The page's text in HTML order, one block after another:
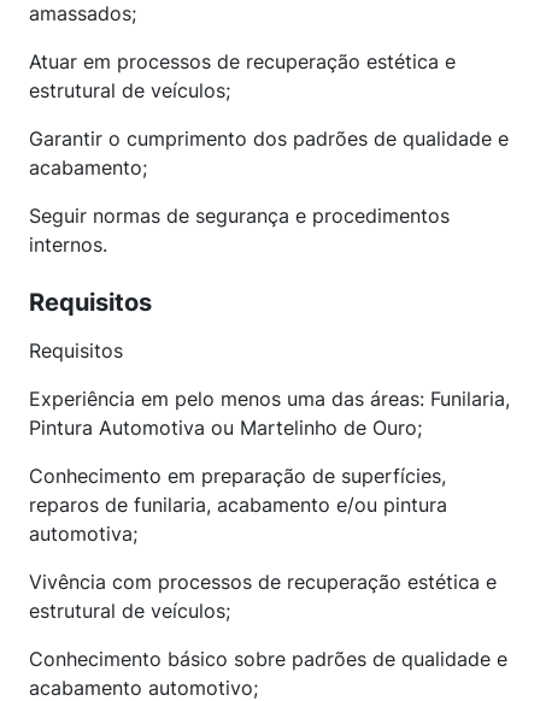
amassados;
Atuar em processos de recuperação estética e
estrutural de veículos;
Garantir o cumprimento dos padrões de qualidade e
acabamento;
Seguir normas de segurança e procedimentos
internos.
Requisitos
Requisitos
Experiência em pelo menos uma das áreas: Funilaria,
Pintura Automotiva ou Martelinho de Ouro;
Conhecimento em preparação de superfícies,
reparos de funilaria, acabamento e/ou pintura
automotiva;
Vivência com processos de recuperação estética e
estrutural de veículos;
Conhecimento básico sobre padrões de qualidade e
acabamento automotivo;